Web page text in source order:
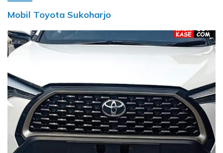
Mobil Toyota Sukoharjo